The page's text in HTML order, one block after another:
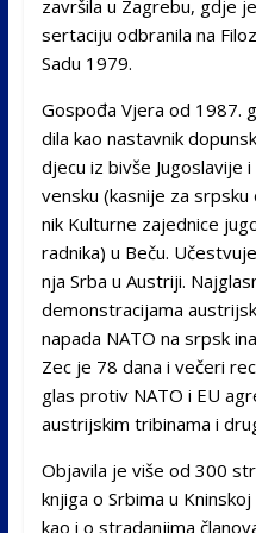
za­vr­ši­la u Za­gre­bu, gdje
ser­ta­ci­ju od­bra­ni­la na
Sa­du 1979.
Gospođa Vjera od 1987.
di­la kao na­stav­nik
dje­cu iz biv­še
ven­sku (ka­sni­je za
nik Kul­tur­ne za­jed­ni­ce
rad­ni­ka) u Be­ču.
nja Sr­ba u Austri­ji.
demonstracijama
napada NATO na srpsk
Zec je 78 dana i večeri
glas protiv NATO i EU
austrijskim tribinama i
Objavila je više od 300
knjiga o Srbima u
kao i o stradanjima